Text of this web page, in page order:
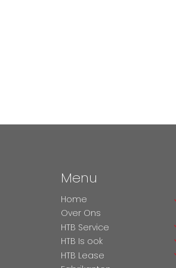
Menu
Home
Over Ons
HTB Service
HTB Is ook
HTB Lease